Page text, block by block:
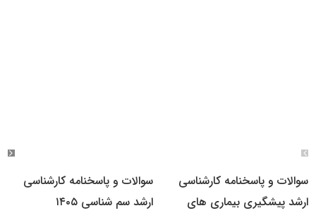
سوالات و پاسخنامه کارشناسی
ارشد پیشگیری بیماری های
سوالات و پاسخنامه کارشناسی
ارشد سم شناسی ۱۴۰۵